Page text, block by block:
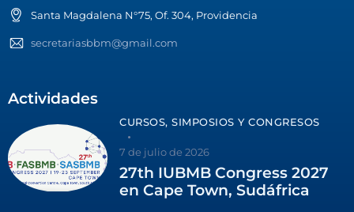
Santa Magdalena N°75, Of. 304, Providencia
secretariasbbm@gmail.com
Actividades
CURSOS, SIMPOSIOS Y CONGRESOS
7 de julio de 2026
27th IUBMB Congress 2027
en Cape Town, Sudáfrica